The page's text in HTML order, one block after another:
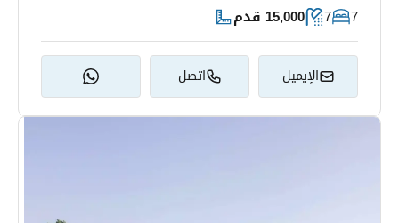
7
7 15,000 قدم
الإيميل اتصل